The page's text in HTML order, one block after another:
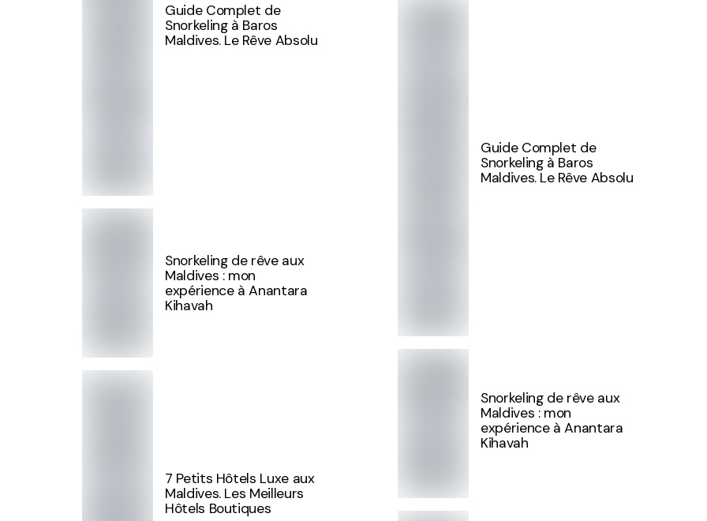
Guide Complet de
Snorkeling à Baros
Maldives. Le Rêve Absolu
Snorkeling de rêve aux
Maldives : mon
expérience à Anantara
Kihavah
7 Petits Hôtels Luxe aux
Maldives. Les Meilleurs
Hôtels Boutiques
Guide Complet de
Snorkeling à Baros
Maldives. Le Rêve Absolu
Snorkeling de rêve aux
Maldives : mon
expérience à Anantara
Kihavah